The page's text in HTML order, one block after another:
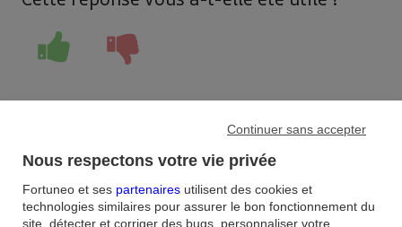
FAQ/
RSE/
Comment visualiser et comprendre les estimations en CO2 de
Nous respectons votre vie privée
Fortuneo et ses partenaires utilisent des cookies et
technologies similaires pour assurer le bon fonctionnement du
site, détecter et corriger des bugs, personnaliser votre
Continuer sans accepter